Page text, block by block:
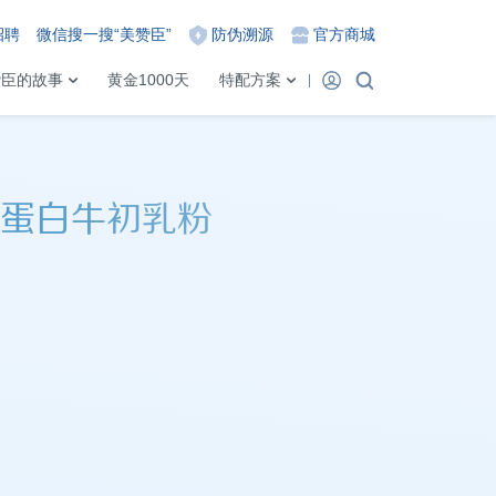
的故事 黄金1000天 特配方案
聘 微信搜一搜“美赞臣” 防伪溯源 官方商城
白牛初乳粉